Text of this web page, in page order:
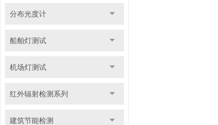
分布光度计
船舶灯测试
机场灯测试
红外辐射检测系列
建筑节能检测